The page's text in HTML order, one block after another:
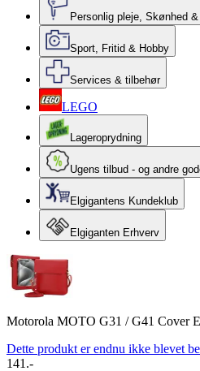
Personlig pleje, Skønhed
Sport, Fritid & Hobby
Services & tilbehør
LEGO
Lageroprydning
Ugens tilbud - og andre
Elgigantens Kundeklub
Elgiganten Erhverv
Motorola MOTO G31 / G41 Cover
Dette produkt er endnu ikke blevet
141.-